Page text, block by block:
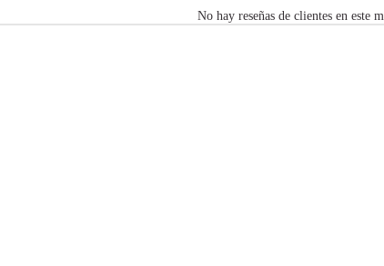
No hay reseñas de clientes en este